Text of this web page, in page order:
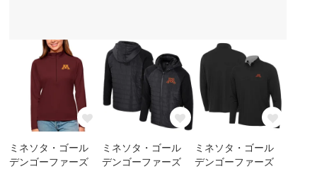
ミネソタ・ゴール
デンゴーファーズ
ミネソタ・ゴール
デンゴーファーズ
ミネソタ・ゴール
デンゴーファーズ